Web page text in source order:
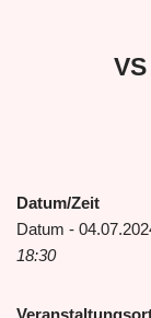
Datum/Zeit
Datum -
18:30